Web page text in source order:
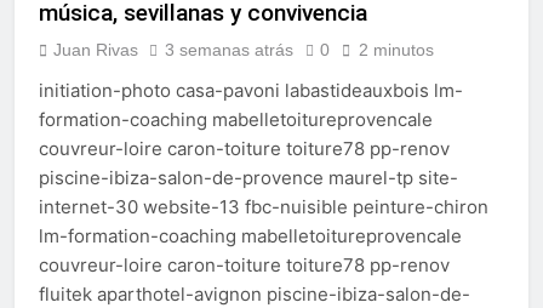
música, sevillanas y convivencia
Juan Rivas 3 semanas atrás 0 2 minutos
initiation-photo casa-pavoni labastideauxbois lm-
formation-coaching mabelletoitureprovencale
couvreur-loire caron-toiture toiture78 pp-renov
piscine-ibiza-salon-de-provence maurel-tp site-
internet-30 website-13 fbc-nuisible peinture-chiron
lm-formation-coaching mabelletoitureprovencale
couvreur-loire caron-toiture toiture78 pp-renov
fluitek aparthotel-avignon piscine-ibiza-salon-de-